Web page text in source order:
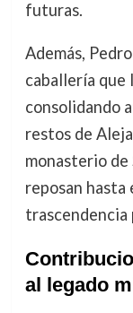
futuras.
Además,
caballería que
consolidando
restos de
monasterio de
reposan hasta
trascendencia
al legado